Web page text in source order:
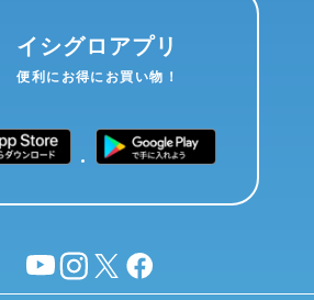
イシグロアプリ
便利にお得にお買い物！
YouTubeinstagram
X facebook